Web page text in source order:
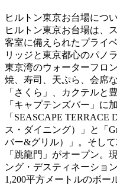
ヒルトン東京お台場につ
ヒルトン東京お台場は、
客室に備えられたプライ
リッジと東京都心のパノ
東京湾のウォーターフロ
焼、寿司、天ぷら、会席
「さくら」、カクテルと
「キャプテンズバー」に
「SEASCAPE
ス・ダイニング）」と「
バー&グリル）」。そし
「跳龍門」がオープン。
ング・デスティネーショ
1,200平方メートルのボー